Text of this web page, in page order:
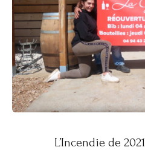
L’Incendie de